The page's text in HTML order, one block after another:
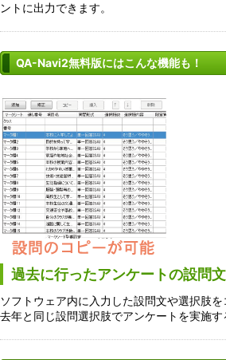
ントに出力できます。
QA-Navi2無料版にはこんな機能も！
過去に行ったアンケートの設問
ソフトウェア内に入力した設問文や選択肢
去年と同じ設問選択肢でアンケートを実施す